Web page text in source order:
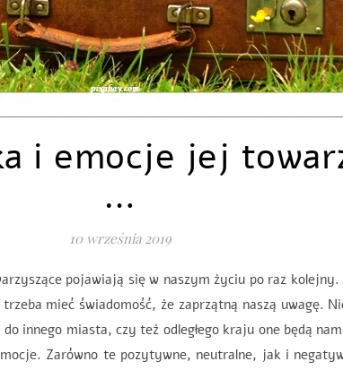
i emocje jej
…
10 września 2019
pojawiają się w naszym życiu po raz
mieć świadomość, że zaprzątną naszą uwagę.
innego miasta, czy też odległego kraju one będą
Zarówno te pozytywne, neutralne, jak i